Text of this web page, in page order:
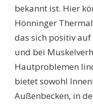
bekannt ist. Hier
Hönninger
das sich positiv
und bei
Hautproblemen
bietet sowohl
Außenbecken, in